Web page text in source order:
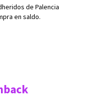
de Palencia
en saldo.